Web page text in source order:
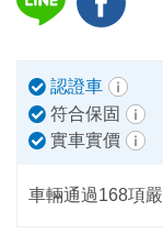
認證車
符合保固
實車實價
車輛通過168項